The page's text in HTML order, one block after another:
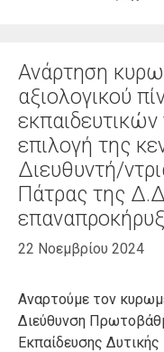
Ανάρτηση
αξιολογικού
επιλογή της
Διευθυντή/
Πάτρας της
22 Νοεμβρίου 2024
Αναρτούμε τον
Διεύθυνση
Εκπαίδευσης